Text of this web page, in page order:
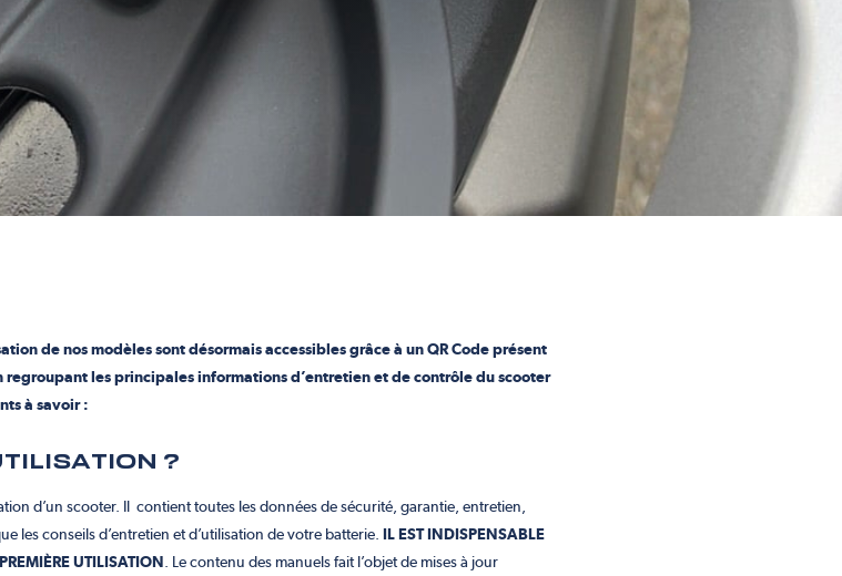
de nos modèles sont désormais accessibles grâce à un QR Code présent
les principales informations d’entretien et de contrôle du scooter
à savoir :
?
d’un scooter. Il contient toutes les données de sécurité, garantie, entretien,
les conseils d’entretien et d’utilisation de votre batterie. IL EST INDISPENSABLE
UTILISATION. Le contenu des manuels fait l’objet de mises à jour